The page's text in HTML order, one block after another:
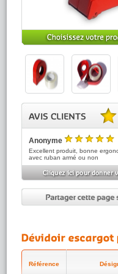
5.00
Anonyme
5 /5
Excellent produit, bonne
avec ruban armé ou non
ETS BASILE
5
Dévidoir très costaud et facile
Référence